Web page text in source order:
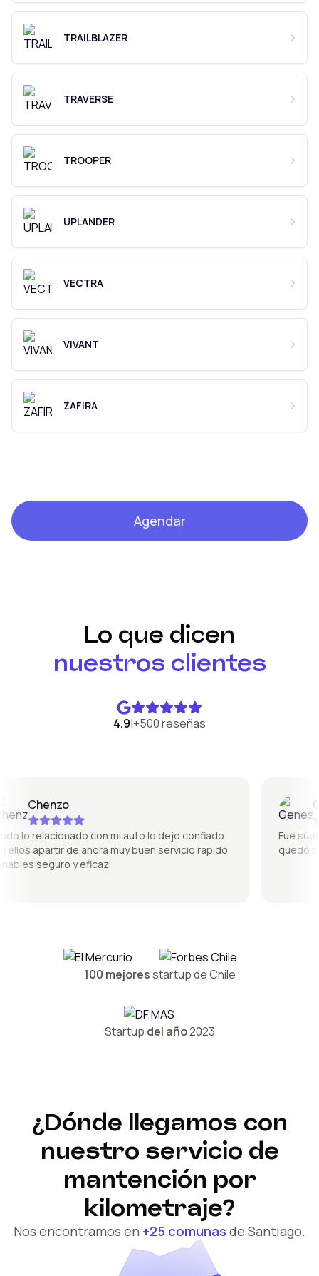
TRAILBLAZER
TRAVERSE
TROOPER
UPLANDER
VECTRA
VIVANT
ZAFIRA
Agendar
Lo que dicen
nuestros clientes
4.9|+500 reseñas
Chenzo
relacionado con mi auto lo dejo confiado
apartir de ahora muy buen servicio rapido
seguro y eficaz.
Fue súper
quedó
100 mejoresstartup de Chile
Startup del año2023
¿Dónde llegamos con
nuestro servicio de
mantención por
kilometraje?
Nos encontramos en +25 comunas de Santiago.